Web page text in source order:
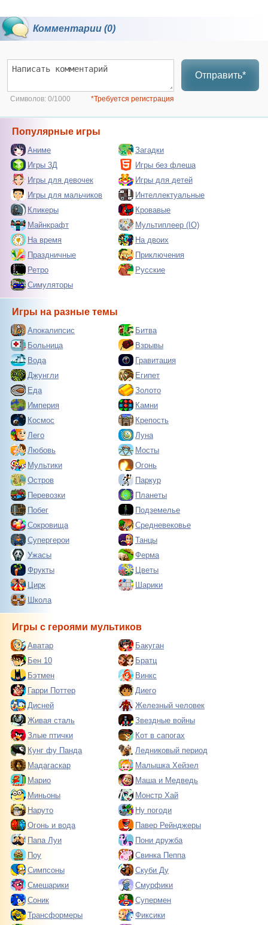
Комментарии (0)
Отправить*
Символов: 0/1000 *Требуется регистрация
Популярные игры
Аниме
Загадки
Игры 3Д
Игры без флеша
Игры для девочек
Игры для детей
Игры для мальчиков
Интеллектуальные
Кликеры
Кровавые
Майнкрафт
Мультиплеер (IO)
На время
На двоих
Праздничные
Приключения
Ретро
Русские
Симуляторы
Игры на разные темы
Апокалипсис
Битва
Больница
Взрывы
Вода
Гравитация
Джунгли
Египет
Еда
Золото
Империя
Камни
Космос
Крепость
Лего
Луна
Любовь
Мосты
Мультики
Огонь
Остров
Паркур
Перевозки
Планеты
Побег
Подземелье
Сокровища
Средневековье
Супергерои
Танцы
Ужасы
Ферма
Фрукты
Цветы
Цирк
Шарики
Школа
Игры с героями мультиков
Аватар
Бакуган
Бен 10
Братц
Бэтмен
Винкс
Гарри Поттер
Диего
Дисней
Железный человек
Живая сталь
Звездные войны
Злые птички
Кот в сапогах
Кунг фу Панда
Ледниковый период
Мадагаскар
Малышка Хейзел
Марио
Маша и Медведь
Миньоны
Монстр Хай
Наруто
Ну погоди
Огонь и вода
Павер Рейнджеры
Папа Луи
Пони дружба
Поу
Свинка Пеппа
Симпсоны
Скуби Ду
Смешарики
Смурфики
Соник
Супермен
Трансформеры
Фиксики